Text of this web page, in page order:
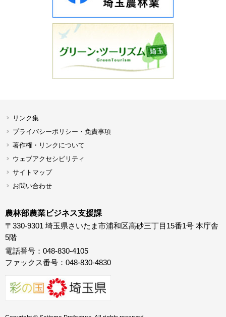
リンク集
プライバシーポリシー・免責事項
著作権・リンクについて
ウェブアクセシビリティ
サイトマップ
お問い合わせ
農林部農業ビジネス支援課
〒330-9301 埼玉県さいたま市浦和区高砂三丁目15番1号 本庁舎
5階
電話番号：048-830-4105
ファックス番号：048-830-4830